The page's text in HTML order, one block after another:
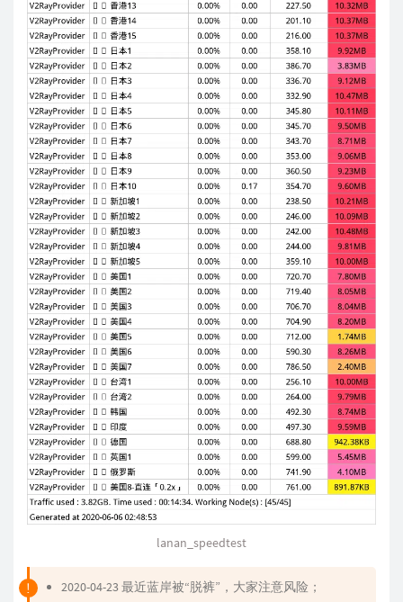
lanan_speedtest
2020-04-23 最近蓝岸被“脱裤”，大家注意风险；